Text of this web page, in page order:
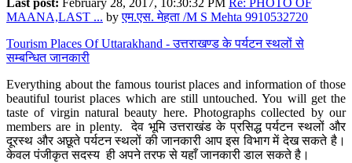
Last post: February 28, 2017, 10:30:32 PM Re: PHOTO OF
MAANA,LAST ... byएम.एस. मेहता /M S Mehta 9910532720
Tourism Places Of Uttarakhand - उत्तराखण्ड के पर्यटन स्थलों से
सम्बन्धित जानकारी
Everything about the famous tourist places and information of those
beautiful tourist places which are still untouched. You will get the
taste of virgin natural beauty here. Photographs collected by our
members are in plenty. देव भूमि उत्तराखंड के प्रसिद्ध पर्यटन स्थलों और
दूरस्थ और अछूते पर्यटन स्थलों की जानकारी आप इस विभाग में देख सकते है।
केवल पंजीकृत सदस्य ही अपने तरफ से यहाँ जानकारी डाल सकते है।